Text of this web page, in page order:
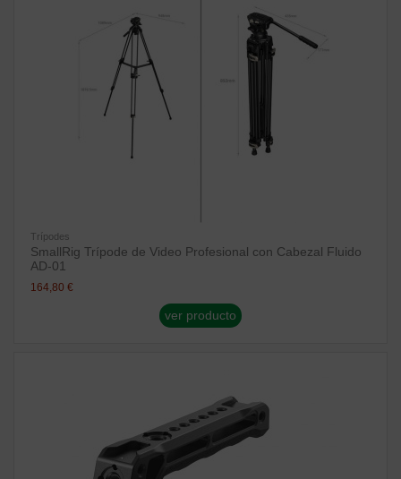
Trípodes
SmallRig Trípode de Video Profesional con Cabezal Fluido
AD-01
164,80 €
ver producto